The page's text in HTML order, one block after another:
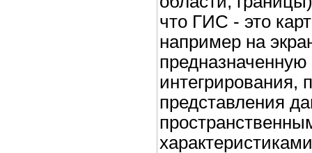
что ГИС - это
например на
интегрирования,
представления